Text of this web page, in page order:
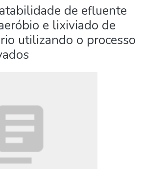
de efluente
e lixiviado de
utilizando o processo